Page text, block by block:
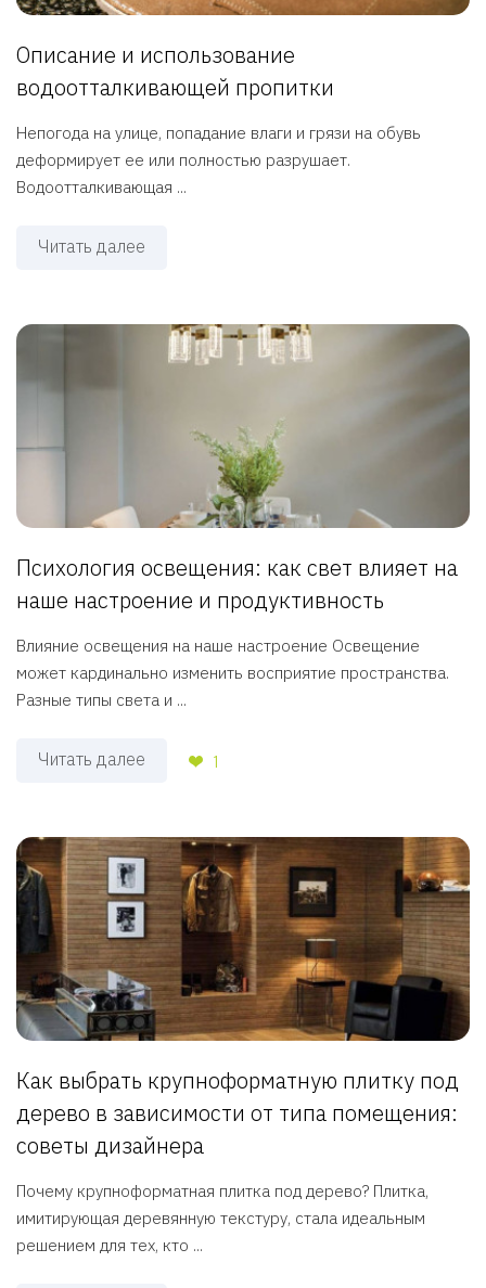
Описание и использование
водоотталкивающей пропитки
Непогода на улице, попадание влаги и грязи на обувь
деформирует ее или полностью разрушает.
Водоотталкивающая ...
Читать далее
Психология освещения: как свет влияет на
наше настроение и продуктивность
Влияние освещения на наше настроение Освещение
может кардинально изменить восприятие пространства.
Разные типы света и ...
Читать далее 1
Как выбрать крупноформатную плитку под
дерево в зависимости от типа помещения:
советы дизайнера
Почему крупноформатная плитка под дерево? Плитка,
имитирующая деревянную текстуру, стала идеальным
решением для тех, кто ...